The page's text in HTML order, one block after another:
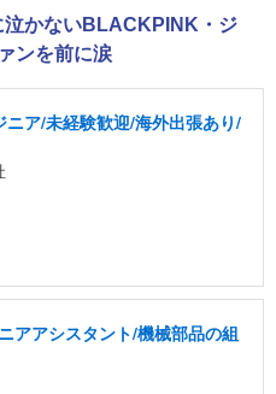
泣かないBLACKPINK・ジ
ンを前に涙
ニア/未経験歓迎/海外出張あり/
アアシスタント/機械部品の組